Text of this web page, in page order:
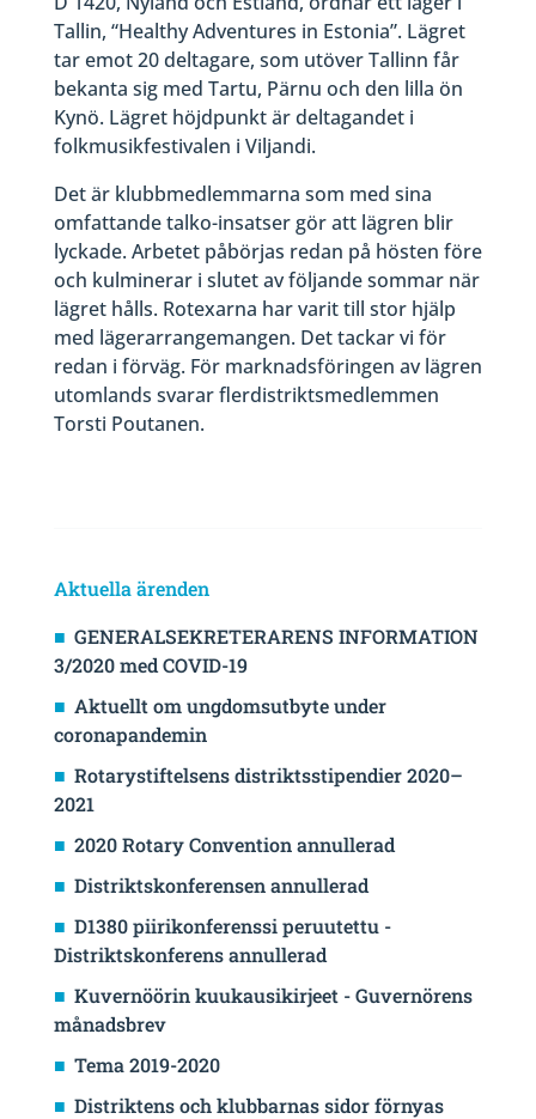
Tallin, “Healthy Adventures in Estonia”. Lägret
tar emot 20 deltagare, som utöver Tallinn får
bekanta sig med Tartu, Pärnu och den lilla ön
Kynö. Lägret höjdpunkt är deltagandet i
folkmusikfestivalen i Viljandi.
Det är klubbmedlemmarna som med sina
omfattande talko-insatser gör att lägren blir
lyckade. Arbetet påbörjas redan på hösten före
och kulminerar i slutet av följande sommar när
lägret hålls. Rotexarna har varit till stor hjälp
med lägerarrangemangen. Det tackar vi för
redan i förväg. För marknadsföringen av lägren
utomlands svarar flerdistriktsmedlemmen
Torsti Poutanen.
Aktuella ärenden
GENERALSEKRETERARENS INFORMATION
3/2020 med COVID-19
Aktuellt om ungdomsutbyte under
coronapandemin
Rotarystiftelsens distriktsstipendier 2020–
2021
2020 Rotary Convention annullerad
Distriktskonferensen annullerad
D1380 piirikonferenssi peruutettu -
Distriktskonferens annullerad
Kuvernöörin kuukausikirjeet - Guvernörens
månadsbrev
Tema 2019-2020
Distriktens och klubbarnas sidor förnyas